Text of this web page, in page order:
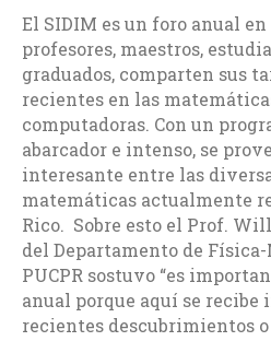
El SIDIM es un foro anual
profesores, maestros,
graduados, comparten sus
recientes en las
computadoras. Con un
abarcador e intenso, se
interesante entre las
matemáticas actualmente
Rico. Sobre esto el Prof.
del Departamento de
PUCPR sostuvo “es
anual porque aquí se
recientes descubrimientos